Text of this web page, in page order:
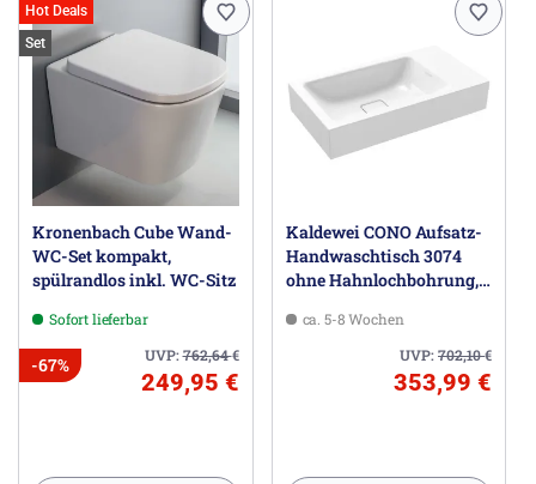
Hot Deals
Set
Kronenbach Cube Wand-
WC-Set kompakt,
spülrandlos inkl. WC-Sitz
Sofort lieferbar
UVP:762,64€
-67%
249,95 €
Kaldewei CONO Aufsatz-
Handwaschtisch 3074
ohne Hahnlochbohrung,
ca. 5-8 Wochen
UVP:702,10€
353,99 €